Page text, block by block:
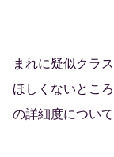
まれに疑似クラ
ほしくないとこ
の詳細度につい